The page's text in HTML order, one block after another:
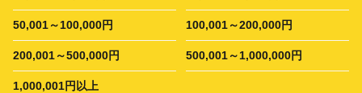
50,001～100,000円 100,001～200,000円
200,001～500,000円 500,001～1,000,000円
1,000,001円以上